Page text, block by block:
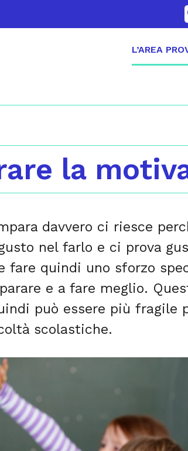
L’AREA
la
davvero ci riesce
nel farlo e ci prova
fare quindi uno sforzo
e a fare meglio.
può essere più fragile
scolastiche.